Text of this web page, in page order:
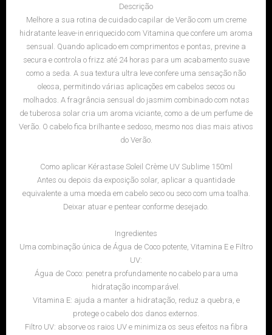
Descrição
Melhore a sua rotina de cuidado capilar de Verão com um creme
hidratante leave-in enriquecido com Vitamina que confere um aroma
sensual. Quando aplicado em comprimentos e pontas, previne a
secura e controla o frizz até 24 horas para um acabamento suave
como a seda. A sua textura ultra leve confere uma sensação não
oleosa, permitindo várias aplicações em cabelos secos ou
molhados. A fragrância sensual do jasmim combinado com notas
de tuberosa solar cria um aroma viciante, como a de um perfume de
Verão. O cabelo fica brilhante e sedoso, mesmo nos dias mais ativos
do Verão.
Como aplicar Kérastase Soleil Crème UV Sublime 150ml
Antes ou depois da exposição solar, aplicar a quantidade
equivalente a uma moeda em cabelo seco ou seco com uma toalha.
Deixar atuar e pentear conforme desejado.
Ingredientes
Uma combinação única de Água de Coco potente, Vitamina E e Filtro
UV:
Água de Coco: penetra profundamente no cabelo para uma
hidratação incomparável.
Vitamina E: ajuda a manter a hidratação, reduz a quebra, e
protege o cabelo dos danos externos.
Filtro UV: absorve os raios UV e minimiza os seus efeitos na fibra